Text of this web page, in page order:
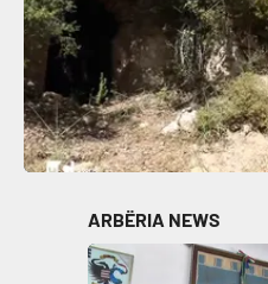
ARBËRIA NEWS